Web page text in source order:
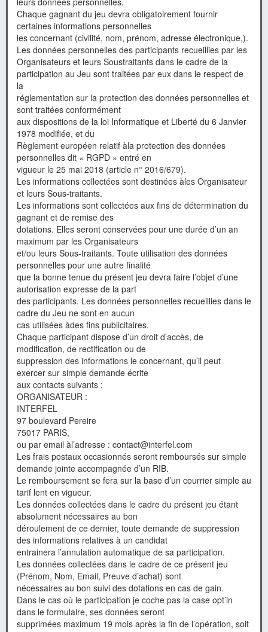
Chaque gagnant du jeu devra obligatoirement fournir
certaines informations personnelles
les concernant (civilité, nom, prénom, adresse électronique,).
Les données personnelles des participants recueillies par les
Organisateurs et leurs Soustraitants dans le cadre de la
participation au Jeu sont traitées par eux dans le respect de
la
réglementation sur la protection des données personnelles et
sont traitées conformément
aux dispositions de la loi Informatique et Liberté du 6 Janvier
1978 modifiée, et du
Règlement européen relatif àla protection des données
personnelles dit « RGPD » entré en
vigueur le 25 mai 2018 (article n° 2016/679).
Les informations collectées sont destinées àles Organisateur
et leurs Sous-traitants.
Les informations sont collectées aux fins de détermination du
gagnant et de remise des
dotations. Elles seront conservées pour une durée d’un an
maximum par les Organisateurs
et/ou leurs Sous-traitants. Toute utilisation des données
personnelles pour une autre finalité
que la bonne tenue du présent jeu devra faire l’objet d’une
autorisation expresse de la part
des participants. Les données personnelles recueillies dans le
cadre du Jeu ne sont en aucun
cas utilisées àdes fins publicitaires.
Chaque participant dispose d’un droit d’accès, de
modification, de rectification ou de
suppression des informations le concernant, qu’il peut
exercer sur simple demande écrite
aux contacts suivants :
ORGANISATEUR :
INTERFEL
97 boulevard Pereire
75017 PARIS,
ou par email àl’adresse : contact@interfel.com
Les frais postaux occasionnés seront remboursés sur simple
demande jointe accompagnée d’un RIB.
Le remboursement se fera sur la base d’un courrier simple au
tarif lent en vigueur.
Les données collectées dans le cadre du présent jeu étant
absolument nécessaires au bon
déroulement de ce dernier, toute demande de suppression
des informations relatives à un candidat
entrainera l’annulation automatique de sa participation.
Les données collectées dans le cadre de ce présent jeu
(Prénom, Nom, Email, Preuve d’achat) sont
nécessaires au bon suivi des dotations en cas de gain.
Dans le cas où le participation je coche pas la case opt’in
dans le formulaire, ses données seront
supprimées maximum 19 mois après la fin de l’opération, soit